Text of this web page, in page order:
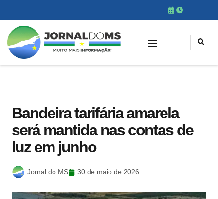
Bandeira tarifária amarela
será mantida nas contas de
luz em junho
Jornal do MS 30 de maio de 2026.